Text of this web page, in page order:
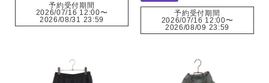
予約受付期間
2026/07/16 12:00〜
2026/08/31 23:59
予約受付期間
2026/07/16 12:00〜
2026/08/09 23:59